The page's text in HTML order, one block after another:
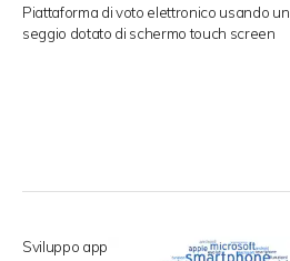
Piattaforma di voto elettronico usando un
seggio dotato di schermo touch screen
Sviluppo app